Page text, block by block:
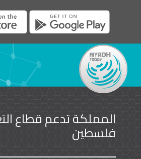
المملكة تدعم قطاع
فلسطين